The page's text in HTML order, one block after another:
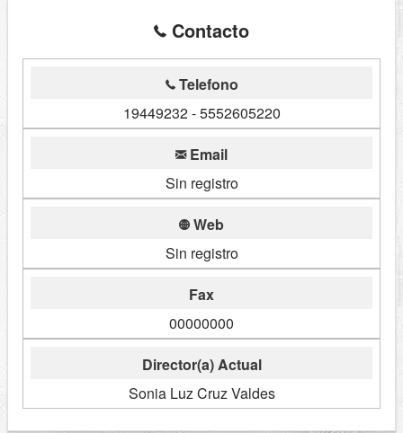
Contacto
Telefono
19449232 - 5552605220
Email
Sin registro
Web
Sin registro
Fax
00000000
Director(a) Actual
Sonia Luz Cruz Valdes